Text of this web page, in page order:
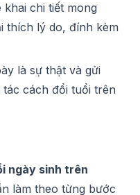
khai chi tiết mong
thích lý do, đính kèm
là sự thật và gửi
cách đổi tuổi trên
ngày sinh trên
làm theo từng bước